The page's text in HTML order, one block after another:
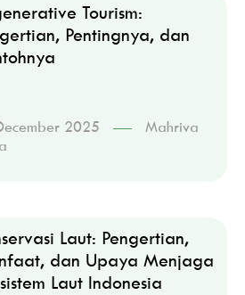
Tourism:
Pentingnya, dan
2025
Mahriva
Laut: Pengertian,
dan Upaya Menjaga
Laut Indonesia